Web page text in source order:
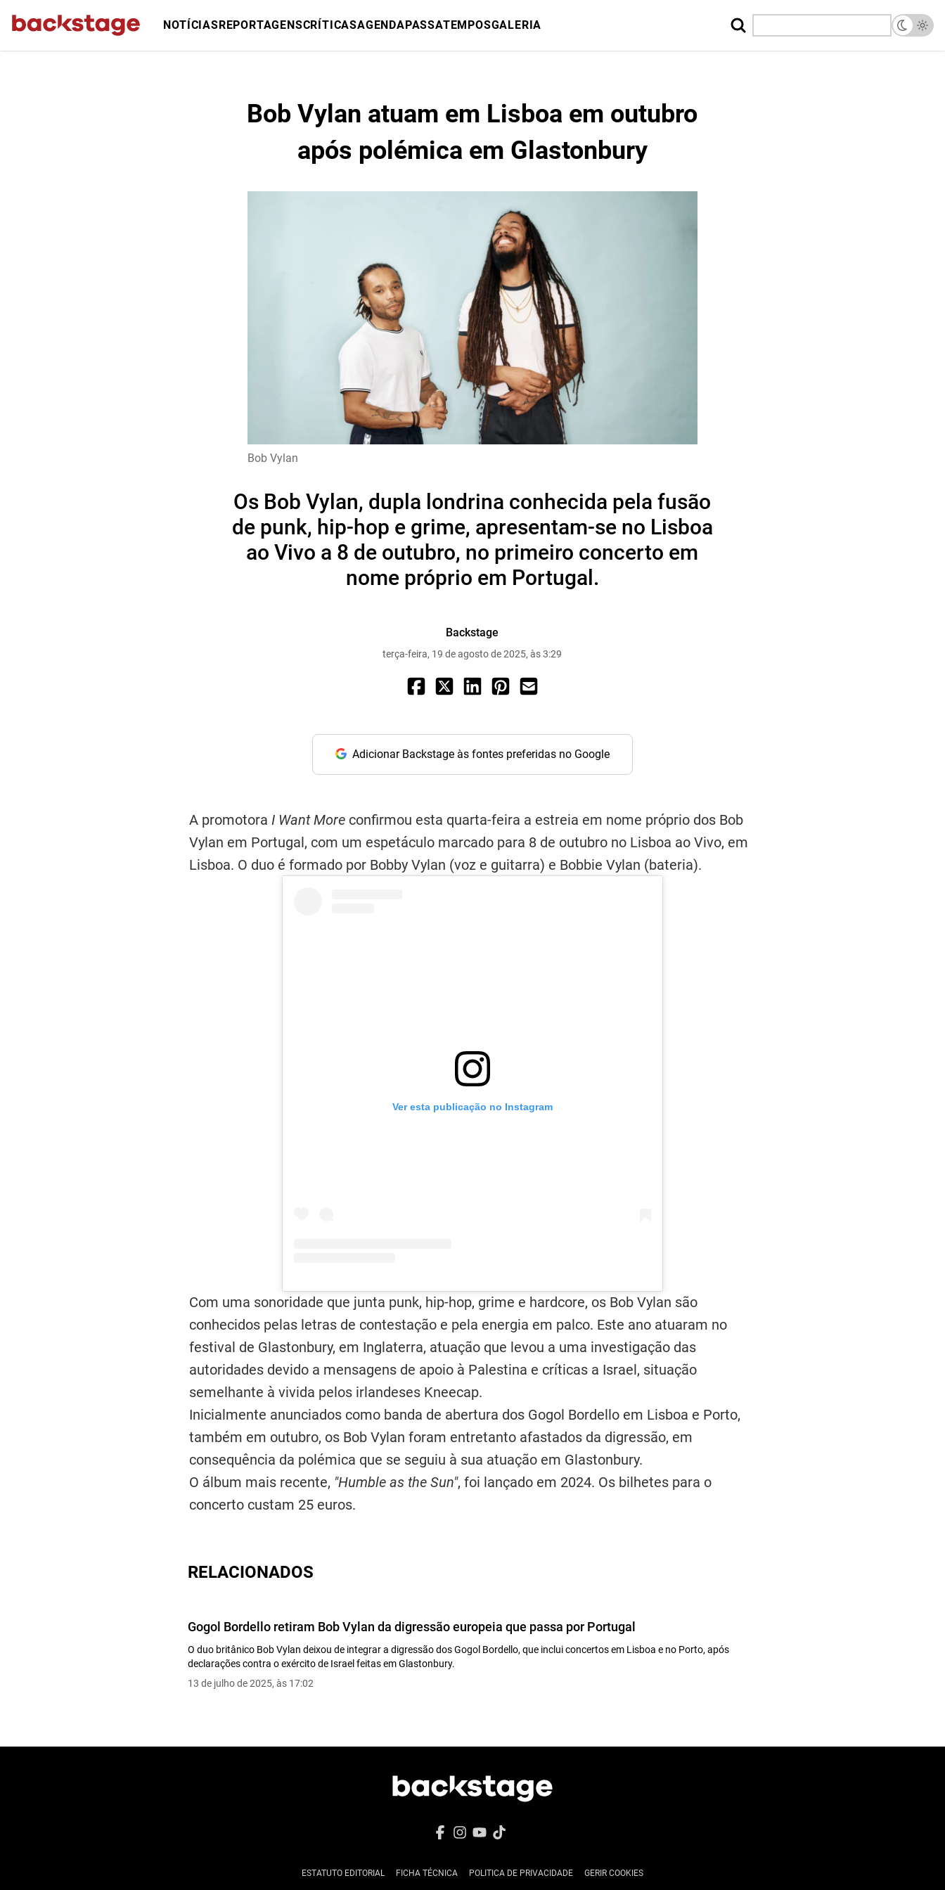
NOTÍCIASREPORTAGENSCRÍTICASAGENDAPASSATEMPOSGALERIA
Bob Vylan atuam em Lisboa em outubro
após polémica em Glastonbury
Bob Vylan
Os Bob Vylan, dupla londrina conhecida pela fusão
de punk, hip-hop e grime, apresentam-se no Lisboa
ao Vivo a 8 de outubro, no primeiro concerto em
nome próprio em Portugal.
Backstage
terça-feira, 19 de agosto de 2025, às 3:29
Adicionar Backstage às fontes preferidas no Google
A promotoraI Want More confirmou esta quarta-feira a estreia em nome próprio dos Bob
Vylan em Portugal, com um espetáculo marcado para 8 de outubro no Lisboa ao Vivo, em
Lisboa. O duo é formado por Bobby Vylan (voz e guitarra) e Bobbie Vylan (bateria).
Ver esta publicação no Instagram
Com uma sonoridade que junta punk, hip-hop, grime e hardcore, os Bob Vylan são
conhecidos pelas letras de contestação e pela energia em palco. Este ano atuaram no
festival de Glastonbury, em Inglaterra, atuação que levou a uma investigação das
autoridades devido a mensagens de apoio à Palestina e críticas a Israel, situação
semelhante à vivida pelos irlandeses Kneecap.
Inicialmente anunciados como banda de abertura dos Gogol Bordello em Lisboa e Porto,
também em outubro, os Bob Vylan foram entretanto afastados da digressão, em
consequência da polémica que se seguiu à sua atuação em Glastonbury.
O álbum mais recente, "Humble as the Sun", foi lançado em 2024. Os bilhetes para o
concerto custam 25 euros.
RELACIONADOS
Gogol Bordello retiram Bob Vylan da digressão europeia que passa por Portugal
O duo britânico Bob Vylan deixou de integrar a digressão dos Gogol Bordello, que inclui concertos em Lisboa e no Porto, após
declarações contra o exército de Israel feitas em Glastonbury.
13 de julho de 2025, às 17:02
ESTATUTO EDITORIAL FICHA TÉCNICA POLITICA DE PRIVACIDADE GERIR COOKIES